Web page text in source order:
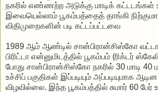
நகரில் எண்ணற்ற அடுக்கு மாடிக்
இவையெல்லாம் பூகம்பத்தைத் தாங்கி
விதிமுறைகளின் படி கட்டப்பட்டவை
1989 ஆம் ஆண்டில் சான்பிரான்சிஸ்கோ
பிரிட்டா என்னுமிடத்தில் பூகம்பம் (ரிக்டர்
போது சான்பிரான்சிஸ்கோ நகரில் 30 மாடி 40
உச்சிப் பகுதிகள் இப்படியும் அப்படியுமாக
விழவில்லை. இந்த பூகம்பத்தில் சுமார் 60 பேர்